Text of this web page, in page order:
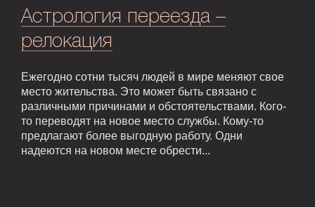
Астрология переезда –
релокация
Ежегодно сотни тысяч людей в мире меняют свое
место жительства. Это может быть связано с
различными причинами и обстоятельствами. Кого-
то переводят на новое место службы. Кому-то
предлагают более выгодную работу. Одни
надеются на новом месте обрести...